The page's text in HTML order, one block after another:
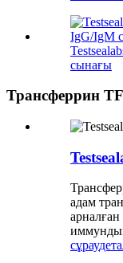
сынағы
Трансферрин
адам
сұрау